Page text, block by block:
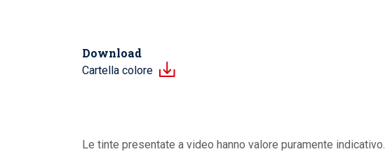
Download
Cartella colore
Le tinte presentate a video hanno valore puramente indicativo.